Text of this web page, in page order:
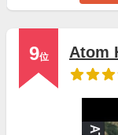
9位
Atom